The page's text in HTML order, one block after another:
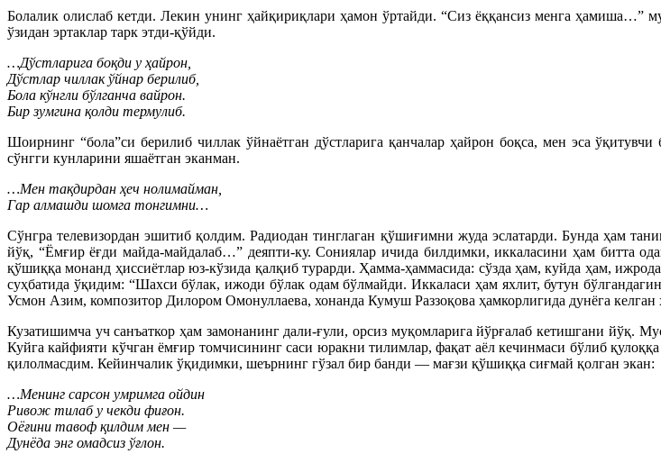
Болалик олислаб кетди. Лекин унинг ҳайқириқлари ҳамон ўртайди. “Сиз ёққансиз менга ҳамиша…”
ўзидан эртаклар тарк этди-қўйди.
…Дўстларига боқди у ҳайрон,
Дўстлар чиллак ўйнар берилиб,
Бола кўнгли бўлганча вайрон.
Бир зумгина қолди термулиб.
Шоирнинг “бола”си берилиб чиллак ўйнаётган дўстларига қанчалар ҳайрон боқса, мен эса
сўнгги кунларини яшаётган эканман.
…Мен тақдирдан ҳеч нолимайман,
Гар алмашди шомга тонгимни…
Сўнгра телевизордан эшитиб қолдим. Радиодан тинглаган қўшиғимни жуда эслатарди. Бунда ҳам
йўқ, “Ёмғир ёғди майда-майдалаб…” деяпти-ку. Сониялар ичида билдимки, иккаласини ҳам битта
қўшиққа монанд ҳиссиётлар юз-кўзида қалқиб турарди. Ҳамма-ҳаммасида: сўзда ҳам, куйда ҳам,
суҳбатида ўқидим: “Шахси бўлак, ижоди бўлак одам бўлмайди. Иккаласи ҳам яхлит, бутун
Усмон Азим, композитор Дилором Омонуллаева, хонанда Кумуш Раззоқова ҳамкорлигида дунёга
Кузатишимча уч санъаткор ҳам замонанинг дали-ғули, орсиз муқомларига йўрғалаб кетишгани йўқ.
Куйга кайфияти кўчган ёмғир томчисининг саси юракни тилимлар, фақат аёл кечинмаси бўлиб
қилолмасдим. Кейинчалик ўқидимки, шеърнинг гўзал бир банди — мағзи қўшиққа сиғмай қолган экан:
…Менинг сарсон умримга ойдин
Ривож тилаб у чекди фиғон.
Оёғини тавоф қилдим мен —
Дунёда энг омадсиз ўғлон.